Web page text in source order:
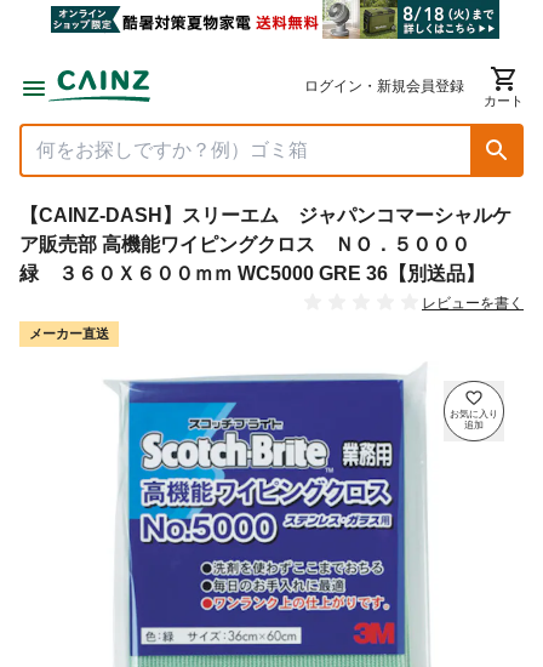
ログイン・新規会員登録
カート
【CAINZ-DASH】スリーエム ジャパンコマーシャルケ
ア販売部 高機能ワイピングクロス ＮＯ．５０００
緑 ３６０Ｘ６００ｍｍ WC5000 GRE 36【別送品】
レビューを書く
メーカー直送